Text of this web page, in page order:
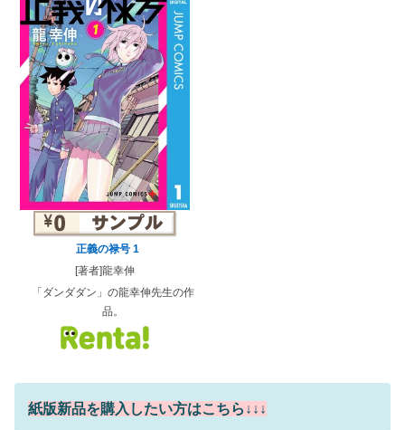
正義の禄号 1
[著者]龍幸伸
「ダンダダン」の龍幸伸先生の作
品。
紙版新品を購入したい方はこちら↓↓↓